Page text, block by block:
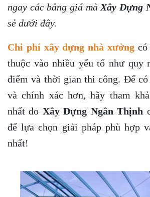
ngay các bảng giá mà Xây Dựng
sẻ dưới đây.
Chi phí xây dựng nhà xưởng
thuộc vào nhiều yếu tố như quy
điểm và thời gian thi công. Để
và chính xác hơn, hãy tham
nhất do Xây Dựng Ngân Thịnh
để lựa chọn giải pháp phù hợp
nhất!